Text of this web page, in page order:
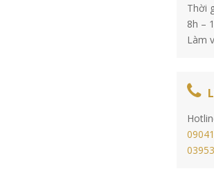
Thời
8h –
Làm